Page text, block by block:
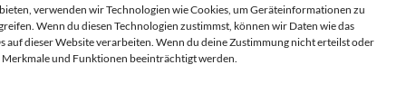
verwenden wir Technologien wie Cookies, um Geräteinformationen zu
Wenn du diesen Technologien zustimmst, können wir Daten wie das
auf dieser Website verarbeiten. Wenn du deine Zustimmung nicht erteilst oder
und Funktionen beeinträchtigt werden.
Die AfD mit mehr Demokratie wegregieren
14. MAI 2025